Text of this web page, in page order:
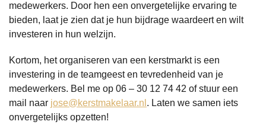
medewerkers. Door hen een onvergetelijke ervaring te
bieden, laat je zien dat je hun bijdrage waardeert en wilt
investeren in hun welzijn.
Kortom, het organiseren van een kerstmarkt is een
investering in de teamgeest en tevredenheid van je
medewerkers. Bel me op 06 – 30 12 74 42 of stuur een
mail naar jose@kerstmakelaar.nl . Laten we samen iets
onvergetelijks opzetten!